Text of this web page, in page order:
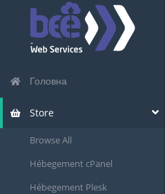
Головна
Store
Browse All
Hébegement cPanel
Hébegement Plesk